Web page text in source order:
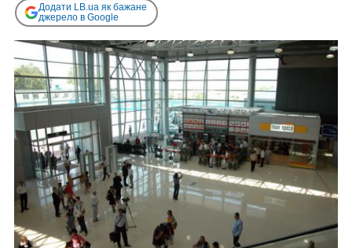
Додати LB.ua як бажане
джерело в Google